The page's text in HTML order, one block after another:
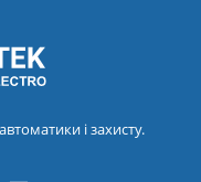
і захисту.